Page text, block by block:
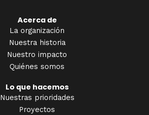
Acerca de
La organización
Nuestra historia
Nuestro impacto
Quiénes somos
Lo que hacemos
Nuestras prioridades
Proyectos